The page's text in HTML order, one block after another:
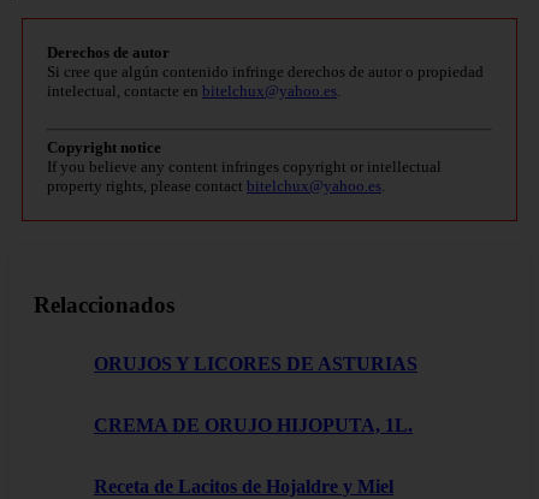
Derechos de autor
Si cree que algún contenido infringe derechos de autor o propiedad
intelectual, contacte en bitelchux@yahoo.es.
Copyright notice
If you believe any content infringes copyright or intellectual
property rights, please contact bitelchux@yahoo.es.
Relaccionados
ORUJOS Y LICORES DE ASTURIAS
CREMA DE ORUJO HIJOPUTA, 1L.
Receta de Lacitos de Hojaldre y Miel